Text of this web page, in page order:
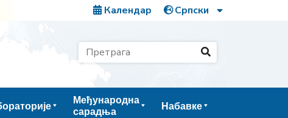
Календар
Међународна
сарадња
Набавке